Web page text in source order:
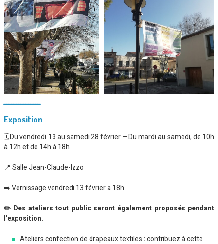
Exposition
🗓️Du vendredi 13 au samedi 28 février – Du mardi au samedi, de 10h
à 12h et de 14h à 18h
📍 Salle Jean-Claude-Izzo
➡️ Vernissage vendredi 13 février à 18h
✏️ Des ateliers tout public seront également proposés pendant
l’exposition.
Ateliers confection de drapeaux textiles : contribuez à cette